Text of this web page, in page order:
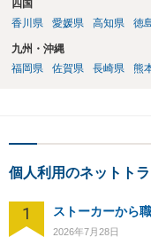
四国
香川県
愛媛県 高知県 徳
九州・沖縄
福岡県
佐賀県 長崎県 熊
個人利用のネットト
1 ストーカーから
2026年7月28日